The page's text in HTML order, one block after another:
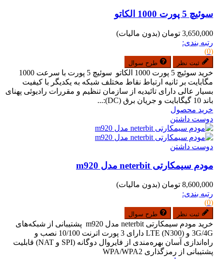
سوئیچ 5 پورت 1000 الکاتو
3,650,000 تومان
(بدون مالیات)
رتبه بندی:
(0)
ثبت نظر طرح سوال
خرید سوئیچ 5 پورت 1000 الکاتو سوئیچ 5 پورت با سرعت 1000
مگابایت بر ثانیه ارتباط نقاط مختلف شبکه به یکدیگر با کیفیت
بسیار عالی دارای تائیدیه از سازمان تنظیم و مقررات رادیوئی پهنای
باند 10 گیگابایت و جریان برق (DC):...
خرید محصول
دوست داشتن
دوست داشتن
مودم سیمکارتی neterbit مدل m920
8,600,000 تومان
(بدون مالیات)
رتبه بندی:
(0)
ثبت نظر طرح سوال
خرید مودم سیمکارتی neterbit مدل m920 پشتیبانی از شبکه‌های
3G/4G و LTE (N300) دارای 3 پورت اترنت 10/100 نصب و
راه‌اندازی آسان بهره‌مندی از فایروال دوگانه (SPI و NAT) قابلیت
پشتیبانی از رمزگذاری WPA/WPA2